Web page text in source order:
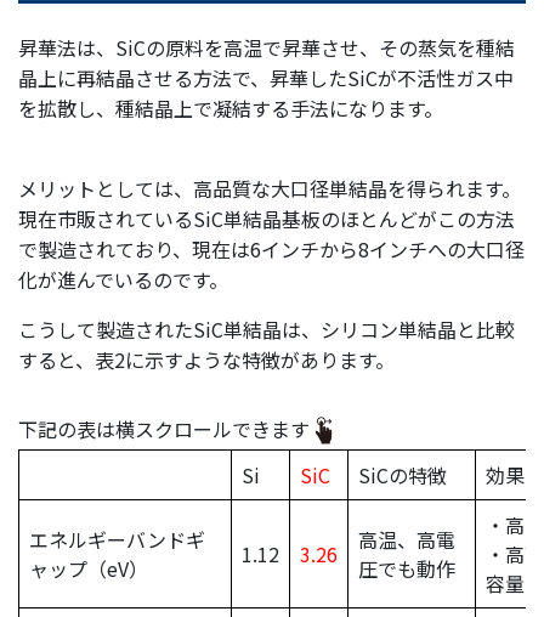
昇華法は、SiCの原料を高温で昇華させ、その蒸気を種結
晶上に再結晶させる方法で、昇華したSiCが不活性ガス中
を拡散し、種結晶上で凝結する手法になります。
メリットとしては、高品質な大口径単結晶を得られます。
現在市販されているSiC単結晶基板のほとんどがこの方法
で製造されており、現在は6インチから8インチへの大口径
化が進んでいるのです。
こうして製造されたSiC単結晶は、シリコン単結晶と比較
すると、表2に示すような特徴があります。
下記の表は横スクロールできます
Si
SiC SiCの特徴 効果
エネルギーバンドギ
ャップ（eV）
1.12 3.26
高温、高電
圧でも動作
・高
・高
容量